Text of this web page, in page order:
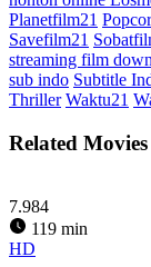
Planetfilm21
Savefilm21
streaming film
sub indo Subtitle
Thriller Waktu21
Related Movies
7.984
119 min
HD